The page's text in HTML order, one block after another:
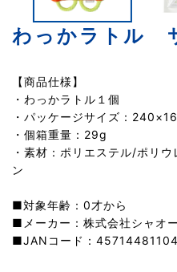
わっかラトル
【商品仕様】
・わっかラトル１個
・パッケージサイズ：
・個箱重量：29g
・素材：ポリエステル/ポリ
ン
■対象年齢：0才から
■メーカー：株式会社シャオ
■JANコード：